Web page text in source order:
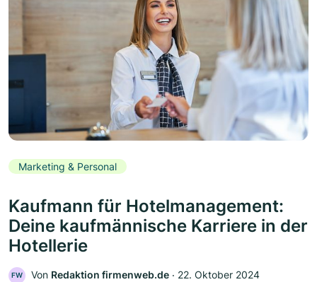
Marketing & Personal
Kaufmann für Hotelmanagement:
Deine kaufmännische Karriere in der
Hotellerie
FW Von Redaktion firmenweb.de ‧ 22. Oktober 2024